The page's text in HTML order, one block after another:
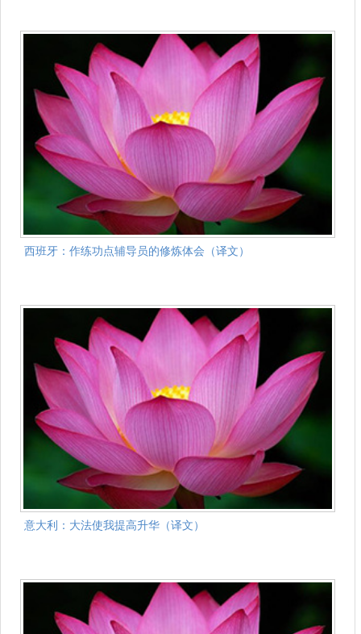
西班牙：作练功点辅导员的修炼体会（译文）
意大利：大法使我提高升华（译文）